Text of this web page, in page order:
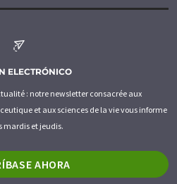
ELECTRÓNICO
: notre newsletter consacrée aux
et aux sciences de la vie vous informe
mardis et jeudis.
AHORA